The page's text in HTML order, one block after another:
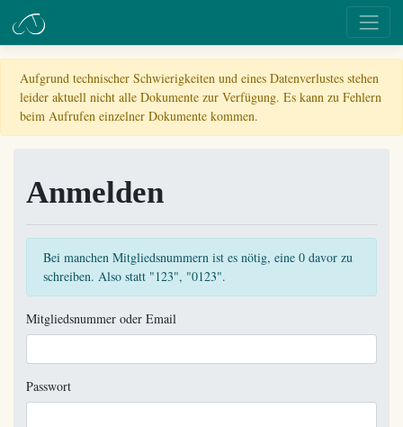
Aufgrund technischer Schwierigkeiten und eines Datenverlustes stehen
leider aktuell nicht alle Dokumente zur Verfügung. Es kann zu Fehlern
beim Aufrufen einzelner Dokumente kommen.
Anmelden
Bei manchen Mitgliedsnummern ist es nötig, eine 0 davor zu
schreiben. Also statt "123", "0123".
Mitgliedsnummer oder Email
Passwort